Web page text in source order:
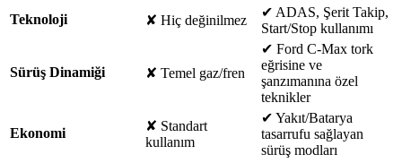
Teknoloji
✘ Hiç değinilmez
✔ ADAS, Şerit Takip,
Start/Stop kullanımı
Sürüş Dinamiği ✘ Temel gaz/fren
✔ Ford C-Max tork
eğrisine ve
şanzımanına özel
teknikler
Ekonomi ✘ Standart
kullanım
✔ Yakıt/Batarya
tasarrufu sağlayan
sürüş modları